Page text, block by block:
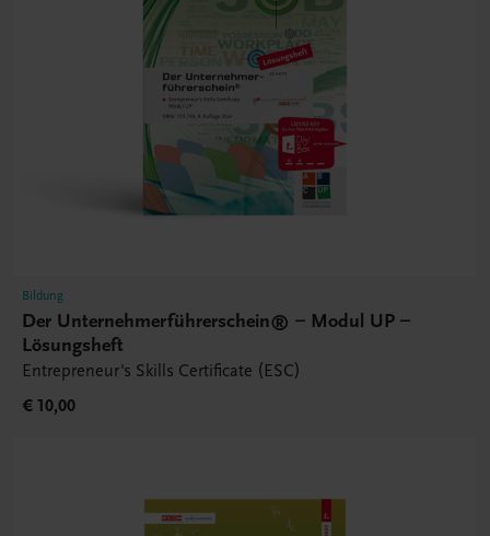
Bildung
Der Unternehmerführerschein® – Modul UP –
Lösungsheft
Entrepreneur's Skills Certificate (ESC)
€ 10,00